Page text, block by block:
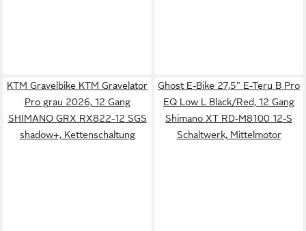
KTM Gravelbike KTM Gravelator
Pro grau 2026, 12 Gang
SHIMANO GRX RX822-12 SGS
shadow+, Kettenschaltung
Ghost E-Bike 27,5" E-Teru B Pro
EQ Low L Black/Red, 12 Gang
Shimano XT RD-M8100 12-S
Schaltwerk, Mittelmotor